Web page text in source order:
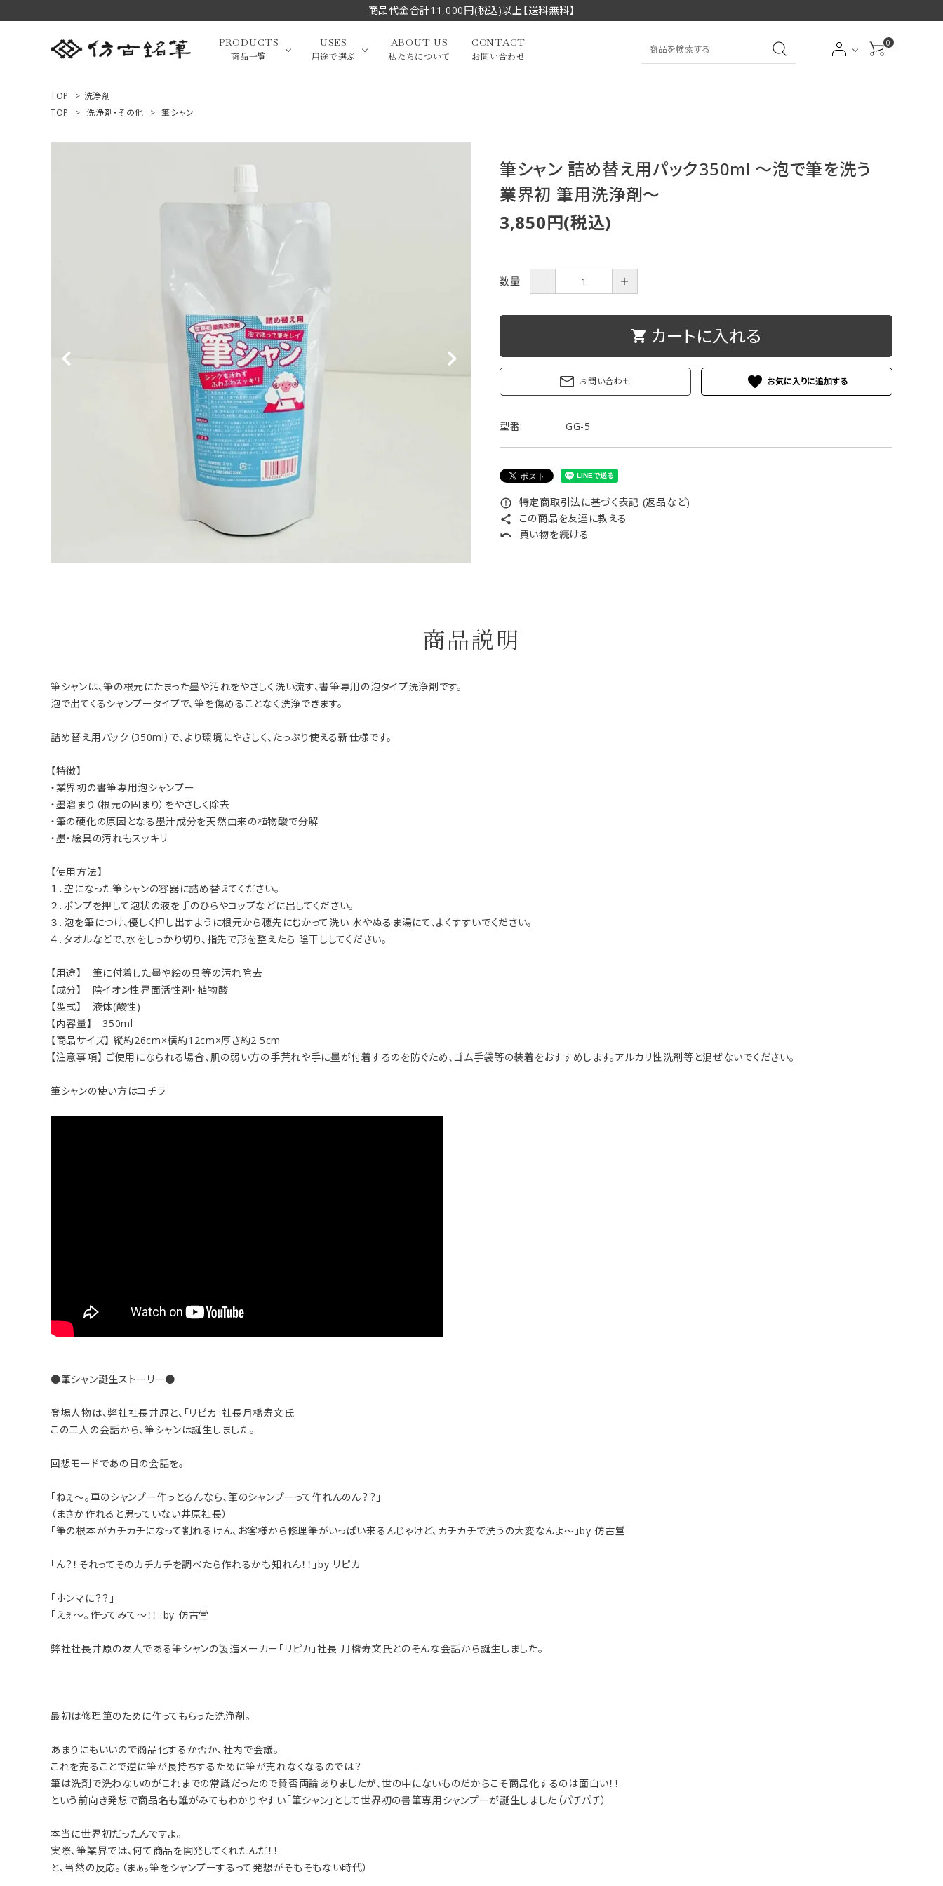
商品代金合計11,000円(税込)以上【送料無料】
PRODUCTS
商品一覧
高級羊毛（作品向き）
特大筆・珍品筆 学童用（初心者用）
限定品・セット品
洗浄剤
USES
用途で選ぶ
かな
画筆・絵てがみ 前衛 大字
ケース
洗顔ブラシ
ABOUT US
私たちについて
CONTACT
お問い合わせ
0
新規会員登録
ご利用ガイド
TOP > 洗浄剤
TOP
> 洗浄剤・その他 > 筆シャン
筆シャン 詰め替え用パック350ml ～泡で筆を洗う
業界初 筆用洗浄剤～
3,850円(税込)
数量 － ＋
shopping_cart カートに入れる
mail_outline お問い合わせ favorite
型番: GG-5
error_outline 特定商取引法に基づく表記 (返品など)
share この商品を友達に教える
undo 買い物を続ける
商品説明
筆シャンは、筆の根元にたまった墨や汚れをやさしく洗い流す、書筆専用の泡タイプ洗浄剤です。
泡で出てくるシャンプータイプで、筆を傷めることなく洗浄できます。
詰め替え用パック（350ml）で、より環境にやさしく、たっぷり使える新仕様です。
【特徴】
・業界初の書筆専用泡シャンプー
・墨溜まり（根元の固まり）をやさしく除去
・筆の硬化の原因となる墨汁成分を天然由来の植物酸で分解
・墨・絵具の汚れもスッキリ
【使用方法】
１．空になった筆シャンの容器に詰め替えてください。
２．ポンプを押して泡状の液を手のひらやコップなどに出してください。
３．泡を筆につけ、優しく押し出すように根元から穂先にむかって洗い 水やぬるま湯にて、よくすすいでください。
４．タオルなどで、水をしっかり切り、指先で形を整えたら 陰干ししてください。
【用途】 筆に付着した墨や絵の具等の汚れ除去
【成分】 陰イオン性界面活性剤・植物酸
【型式】 液体(酸性)
【内容量】 350ml
【商品サイズ】 縦約26cm×横約12cm×厚さ約2.5cm
【注意事項】 ご使用になられる場合、肌の弱い方の手荒れや手に墨が付着するのを防ぐため、ゴム手袋等の装着をおすすめします。アルカリ性洗剤等と混ぜないでください。
筆シャンの使い方はコチラ
●筆シャン誕生ストーリー●
登場人物は、弊社社長井原と、「リピカ」社長月橋寿文氏
この二人の会話から、筆シャンは誕生しました。
回想モードであの日の会話を。
「ねぇ～。車のシャンプー作っとるんなら、筆のシャンプーって作れんのん？？」
（まさか作れると思っていない井原社長）
「筆の根本がカチカチになって割れるけん、お客様から修理筆がいっぱい来るんじゃけど、カチカチで洗うの大変なんよ～」by 仿古堂
「ん？！それってそのカチカチを調べたら作れるかも知れん！！」by リピカ
「ホンマに？？」
「えぇ～。作ってみて～！！」by 仿古堂
弊社社長井原の友人である筆シャンの製造メーカー「リピカ」社長 月橋寿文氏とのそんな会話から誕生しました。
最初は修理筆のために作ってもらった洗浄剤。
あまりにもいいので商品化するか否か、社内で会議。
これを売ることで逆に筆が長持ちするために筆が売れなくなるのでは？
筆は洗剤で洗わないのがこれまでの常識だったので賛否両論ありましたが、世の中にないものだからこそ商品化するのは面白い！！
という前向き発想で商品名も誰がみてもわかりやすい「筆シャン」として世界初の書筆専用シャンプーが誕生しました（パチパチ）
本当に世界初だったんですよ。
実際、筆業界では、何て商品を開発してくれたんだ！！
と、当然の反応。（まぁ。筆をシャンプーするって発想がそもそもない時代）